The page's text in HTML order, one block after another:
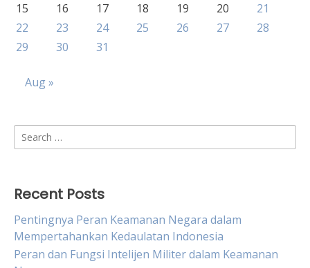
15
16 17 18 19 20
21
22
23 24 25 26 27
28
29
30 31
Aug »
Search
for:
Recent Posts
Pentingnya Peran Keamanan Negara dalam
Mempertahankan Kedaulatan Indonesia
Peran dan Fungsi Intelijen Militer dalam Keamanan